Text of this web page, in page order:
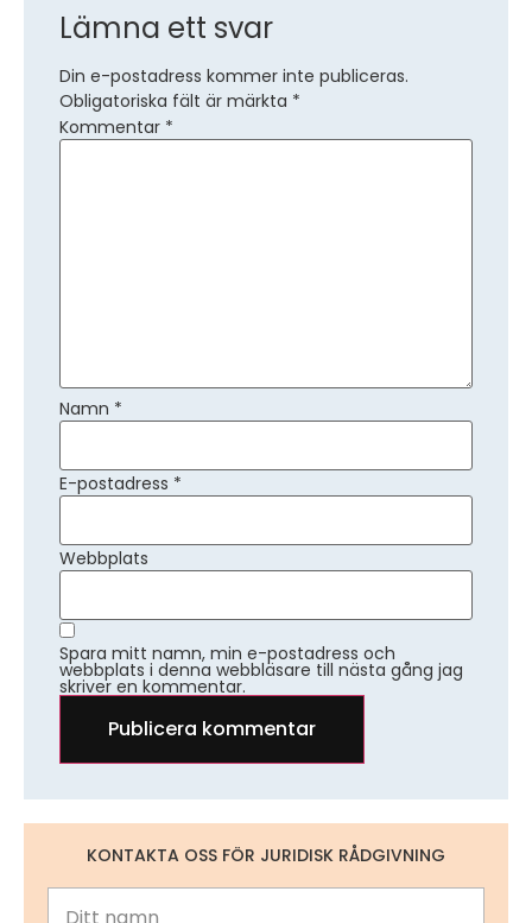
Lämna ett svar
Din e-postadress kommer inte publiceras.
Obligatoriska fält är märkta *
Kommentar *
Namn *
E-postadress *
Webbplats
Spara mitt namn, min e-postadress och
webbplats i denna webbläsare till nästa gång jag
skriver en kommentar.
KONTAKTA OSS FÖR JURIDISK RÅDGIVNING